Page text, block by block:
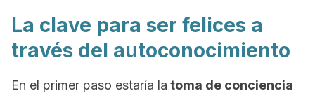
La clave para ser felices a
través del autoconocimiento
En el primer paso estaría la toma de conciencia